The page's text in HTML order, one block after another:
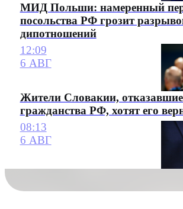
МИД Польши: намеренный
посольства РФ грозит
дипотношений
12:09
6 АВГ
Жители Словакии,
гражданства РФ, хотят его
08:13
6 АВГ